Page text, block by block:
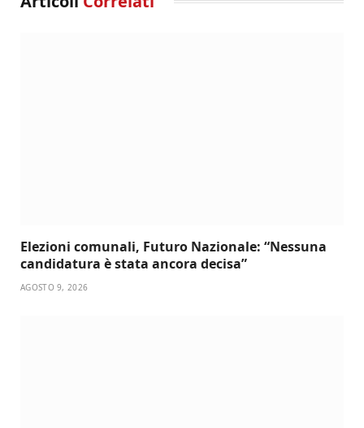
Elezioni comunali, Futuro Nazionale: “Nessuna
candidatura è stata ancora decisa”
AGOSTO 9, 2026